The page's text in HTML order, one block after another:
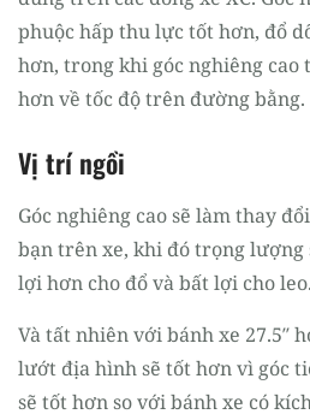
phuộc hấp thu lực tốt hơn, đổ
hơn, trong khi góc nghiêng
hơn về tốc độ trên đường bằng.
Vị trí ngồi
Góc nghiêng cao sẽ làm thay
bạn trên xe, khi đó trọng lượng
lợi hơn cho đổ và bất lợi cho leo.
Và tất nhiên với bánh xe 27.5″
lướt địa hình sẽ tốt hơn vì góc
sẽ tốt hơn so với bánh xe có